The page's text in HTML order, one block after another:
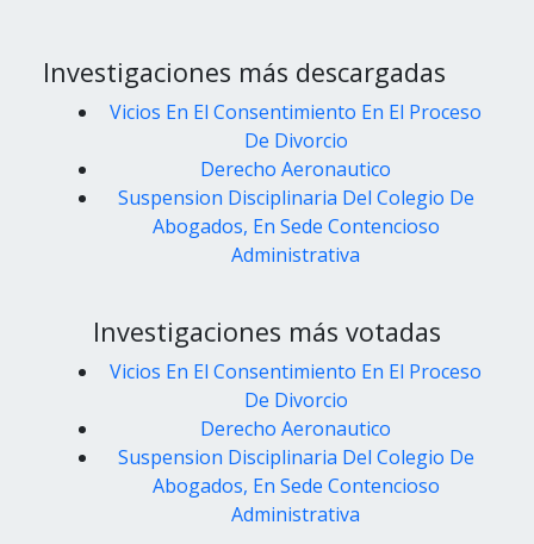
Investigaciones más descargadas
Vicios En El Consentimiento En El Proceso
De Divorcio
Derecho Aeronautico
Suspension Disciplinaria Del Colegio De
Abogados, En Sede Contencioso
Administrativa
Investigaciones más votadas
Vicios En El Consentimiento En El Proceso
De Divorcio
Derecho Aeronautico
Suspension Disciplinaria Del Colegio De
Abogados, En Sede Contencioso
Administrativa